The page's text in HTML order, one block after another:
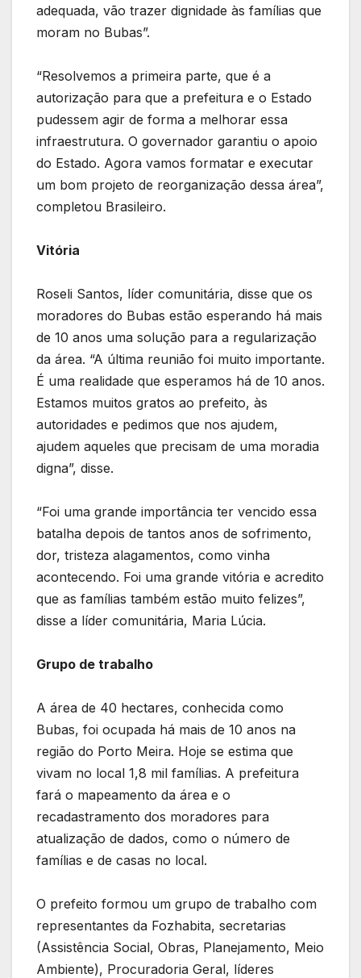
adequada, vão trazer dignidade às famílias que
moram no Bubas”.
“Resolvemos a primeira parte, que é a
autorização para que a prefeitura e o Estado
pudessem agir de forma a melhorar essa
infraestrutura. O governador garantiu o apoio
do Estado. Agora vamos formatar e executar
um bom projeto de reorganização dessa área”,
completou Brasileiro.
Vitória
Roseli Santos, líder comunitária, disse que os
moradores do Bubas estão esperando há mais
de 10 anos uma solução para a regularização
da área. “A última reunião foi muito importante.
É uma realidade que esperamos há de 10 anos.
Estamos muitos gratos ao prefeito, às
autoridades e pedimos que nos ajudem,
ajudem aqueles que precisam de uma moradia
digna”, disse.
“Foi uma grande importância ter vencido essa
batalha depois de tantos anos de sofrimento,
dor, tristeza alagamentos, como vinha
acontecendo. Foi uma grande vitória e acredito
que as famílias também estão muito felizes”,
disse a líder comunitária, Maria Lúcia.
Grupo de trabalho
A área de 40 hectares, conhecida como
Bubas, foi ocupada há mais de 10 anos na
região do Porto Meira. Hoje se estima que
vivam no local 1,8 mil famílias. A prefeitura
fará o mapeamento da área e o
recadastramento dos moradores para
atualização de dados, como o número de
famílias e de casas no local.
O prefeito formou um grupo de trabalho com
representantes da Fozhabita, secretarias
(Assistência Social, Obras, Planejamento, Meio
Ambiente), Procuradoria Geral, líderes